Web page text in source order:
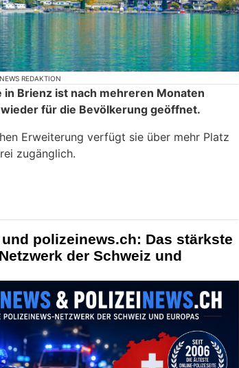
REDAKTION
in Brienz ist nach mehreren Monaten
für die Bevölkerung geöffnet.
Erweiterung verfügt sie über mehr Platz
zugänglich.
polizeinews.ch: Das stärkste
der Schweiz und